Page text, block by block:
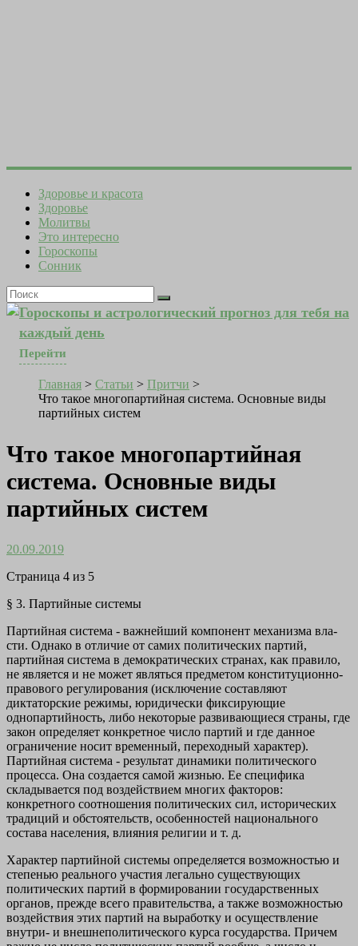
Здоровье и красота
Здоровье
Молитвы
Это интересно
Гороскопы
Сонник
Гороскопы и астрологический прогноз для тебя на
каждый день
Перейти
Главная > Статьи > Притчи >
Что такое многопартийная система. Основные виды
партийных систем
Что такое многопартийная
система. Основные виды
партийных систем
20.09.2019
Страница 4 из 5
§ 3. Партийные системы
Партийная система - важнейший компонент механизма вла­
сти. Однако в отличие от самих политических партий,
партийная система в демократических странах, как правило,
не является и не может являться предметом конституционно-
правового регули­рования (исключение составляют
диктаторские режимы, юриди­чески фиксирующие
однопартийность, либо некоторые развива­ющиеся страны, где
закон определяет конкретное число партий и где данное
ограничение носит временный, переходный характер).
Партийная система - результат динамики политического
процес­са. Она создается самой жизнью. Ее специфика
складывается под воздействием многих факторов:
конкретного соотношения полити­ческих сил, исторических
традиций и обстоятельств, особеннос­тей национального
состава населения, влияния религии и т. д.
Характер партийной системы определяется возможностью и
степенью реального участия легально существующих
политичес­ких партий в формировании государственных
органов, прежде всего правительства, а также возможностью
воздействия этих партий на выработку и осуществление
внутри- и внешнеполити­ческого курса государства. Причем